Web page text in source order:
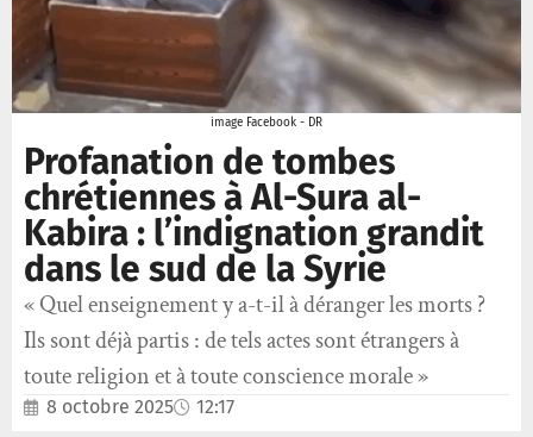
image Facebook - DR
Profanation de tombes
chrétiennes à Al-Sura al-
Kabira : l’indignation grandit
dans le sud de la Syrie
« Quel enseignement y a-t-il à déranger les morts ?
Ils sont déjà partis : de tels actes sont étrangers à
toute religion et à toute conscience morale »
8 octobre 2025 12:17